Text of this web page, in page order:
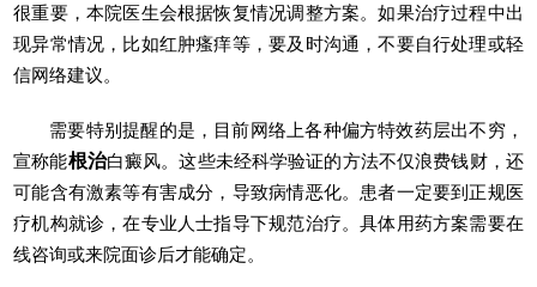
很重要，本院医生会根据恢复情况调整方案。如果治疗过程中出
现异常情况，比如红肿瘙痒等，要及时沟通，不要自行处理或轻
信网络建议。
需要特别提醒的是，目前网络上各种偏方特效药层出不穷，
宣称能根治白癜风。这些未经科学验证的方法不仅浪费钱财，还
可能含有激素等有害成分，导致病情恶化。患者一定要到正规医
疗机构就诊，在专业人士指导下规范治疗。具体用药方案需要在
线咨询或来院面诊后才能确定。